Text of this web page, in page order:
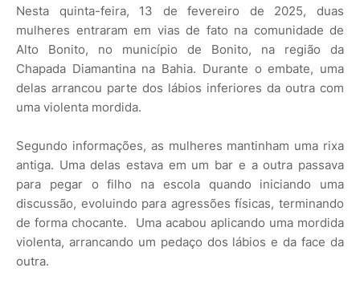
Nesta quinta-feira, 13 de fevereiro de 2025, duas
mulheres entraram em vias de fato na comunidade de
Alto Bonito, no município de Bonito, na região da
Chapada Diamantina na Bahia. Durante o embate, uma
delas arrancou parte dos lábios inferiores da outra com
uma violenta mordida.
Segundo informações, as mulheres mantinham uma rixa
antiga. Uma delas estava em um bar e a outra passava
para pegar o filho na escola quando iniciando uma
discussão, evoluindo para agressões físicas, terminando
de forma chocante. Uma acabou aplicando uma mordida
violenta, arrancando um pedaço dos lábios e da face da
outra.